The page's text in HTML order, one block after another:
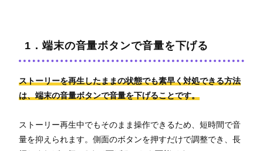
1．端末の音量ボタンで音量を下げる
ストーリーを再生したままの状態でも素早く対処できる方法
は、端末の音量ボタンで音量を下げることです。
ストーリー再生中でもそのまま操作できるため、短時間で音
量を抑えられます。側面のボタンを押すだけで調整でき、長